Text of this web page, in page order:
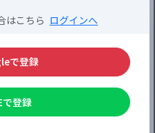
はこちら ログインへ
で登録
で登録
ース
載していきます！不十分な
が宜しくお願いします。